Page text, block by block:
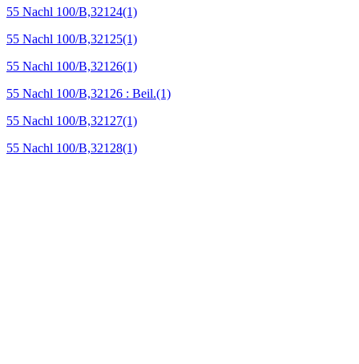
55 Nachl 100/B,32124(1)
55 Nachl 100/B,32125(1)
55 Nachl 100/B,32126(1)
55 Nachl 100/B,32126 : Beil.(1)
55 Nachl 100/B,32127(1)
55 Nachl 100/B,32128(1)